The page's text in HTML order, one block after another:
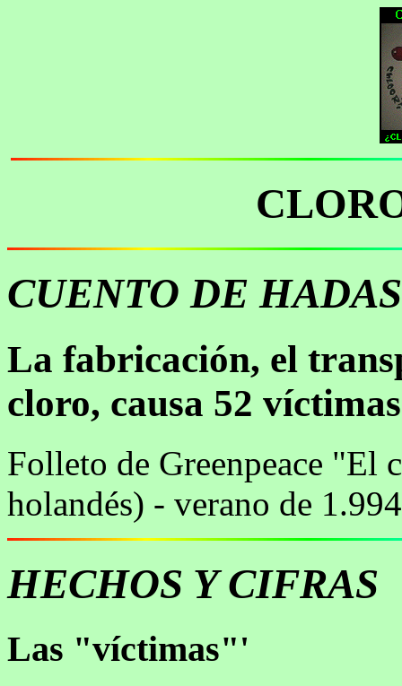
CUENTO DE HADAS
La fabricación, el
cloro, causa 52
Folleto de Greenpeace "El
holandés) - verano de
HECHOS Y CIFRAS
Las "víctimas"'